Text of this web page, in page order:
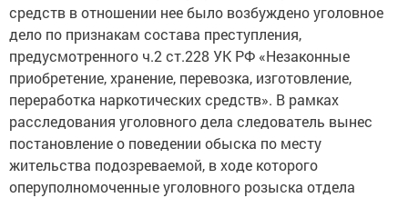
средств в отношении нее было возбуждено уголовное
дело по признакам состава преступления,
предусмотренного ч.2 ст.228 УК РФ «Незаконные
приобретение, хранение, перевозка, изготовление,
переработка наркотических средств». В рамках
расследования уголовного дела следователь вынес
постановление о поведении обыска по месту
жительства подозреваемой, в ходе которого
оперуполномоченные уголовного розыска отдела